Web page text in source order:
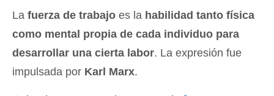
La fuerza de trabajo es la habilidad tanto física
como mental propia de cada individuo para
desarrollar una cierta labor. La expresión fue
impulsada por Karl Marx.